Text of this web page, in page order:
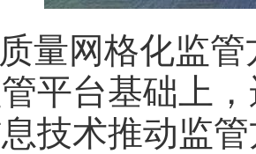
量网格化监
平台基础上
技术推动监